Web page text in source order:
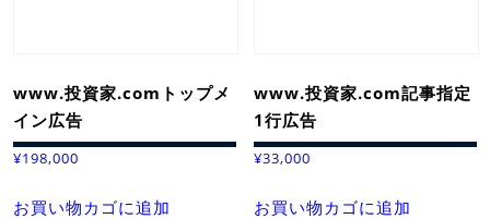
www.投資家.comトップメ
イン広告
¥198,000
お買い物カゴに追加
www.投資家.com記事指定
1行広告
¥33,000
お買い物カゴに追加